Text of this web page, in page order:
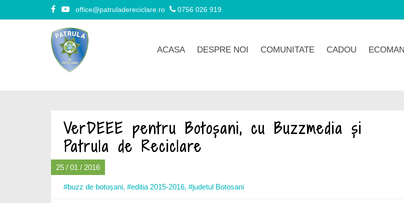
office@patruladereciclare.ro 0756 026 919
ACASA DESPRE NOI COMUNITATE CADOU
VerDEEE pentru Botoșani, cu Buzzmedia și
Patrula de Reciclare
25 / 01 / 2016
#buzz de botoșani, #editia 2015-2016, #judetul Botosani